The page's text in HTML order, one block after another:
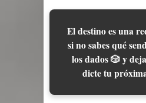
El destino es una
si no sabes qué
los dados 🎲 y
dicte tu